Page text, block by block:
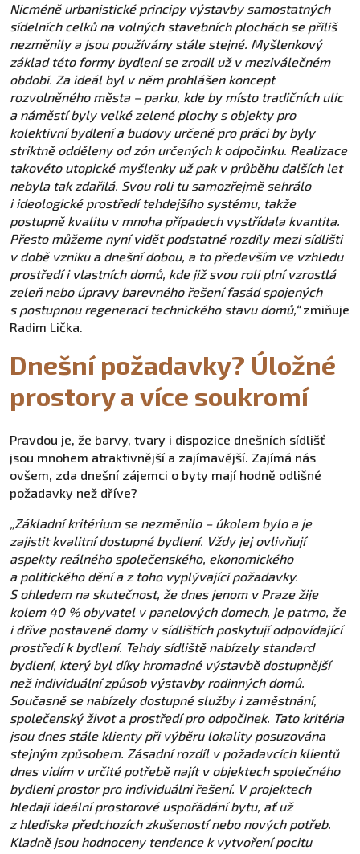
Nicméně urbanistické principy výstavby samostatných
sídelních celků na volných stavebních plochách se příliš
nezměnily a jsou používány stále stejné. Myšlenkový
základ této formy bydlení se zrodil už v meziválečném
období. Za ideál byl v něm prohlášen koncept
rozvolněného města – parku, kde by místo tradičních ulic
a náměstí byly velké zelené plochy s objekty pro
kolektivní bydlení a budovy určené pro práci by byly
striktně odděleny od zón určených k odpočinku. Realizace
takovéto utopické myšlenky už pak v průběhu dalších let
nebyla tak zdařilá. Svou roli tu samozřejmě sehrálo
i ideologické prostředí tehdejšího systému, takže
postupně kvalitu v mnoha případech vystřídala kvantita.
Přesto můžeme nyní vidět podstatné rozdíly mezi sídlišti
v době vzniku a dnešní dobou, a to především ve vzhledu
prostředí i vlastních domů, kde již svou roli plní vzrostlá
zeleň nebo úpravy barevného řešení fasád spojených
s postupnou regenerací technického stavu domů,“zmiňuje
Radim Lička.
Dnešní požadavky? Úložné
prostory a více soukromí
Pravdou je, že barvy, tvary i dispozice dnešních sídlišť
jsou mnohem atraktivnější a zajímavější. Zajímá nás
ovšem, zda dnešní zájemci o byty mají hodně odlišné
požadavky než dříve?
„Základní kritérium se nezměnilo – úkolem bylo a je
zajistit kvalitní dostupné bydlení. Vždy jej ovlivňují
aspekty reálného společenského, ekonomického
a politického dění a z toho vyplývající požadavky.
S ohledem na skutečnost, že dnes jenom v Praze žije
kolem 40 % obyvatel v panelových domech, je patrno, že
i dříve postavené domy v sídlištích poskytují odpovídající
prostředí k bydlení. Tehdy sídliště nabízely standard
bydlení, který byl díky hromadné výstavbě dostupnější
než individuální způsob výstavby rodinných domů.
Současně se nabízely dostupné služby i zaměstnání,
společenský život a prostředí pro odpočinek. Tato kritéria
jsou dnes stále klienty při výběru lokality posuzována
stejným způsobem. Zásadní rozdíl v požadavcích klientů
dnes vidím v určité potřebě najít v objektech společného
bydlení prostor pro individuální řešení. V projektech
hledají ideální prostorové uspořádání bytu, ať už
z hlediska předchozích zkušeností nebo nových potřeb.
Kladně jsou hodnoceny tendence k vytvoření pocitu